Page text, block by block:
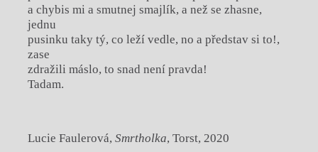
a chybis mi a smutnej smajlík, a než se zhasne,
jednu
pusinku taky tý, co leží vedle, no a představ si to!,
zase
zdražili máslo, to snad není pravda!
Tadam.
Lucie Faulerová, Smrtholka, Torst, 2020